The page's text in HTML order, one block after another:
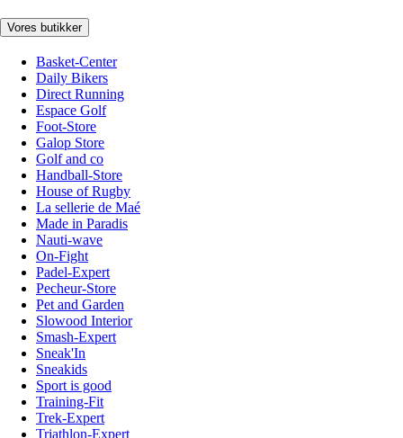
Vores butikker
Basket-Center
Daily Bikers
Direct Running
Espace Golf
Foot-Store
Galop Store
Golf and co
Handball-Store
House of Rugby
La sellerie de Maé
Made in Paradis
Nauti-wave
On-Fight
Padel-Expert
Pecheur-Store
Pet and Garden
Slowood Interior
Smash-Expert
Sneak'In
Sneakids
Sport is good
Training-Fit
Trek-Expert
Triathlon-Expert